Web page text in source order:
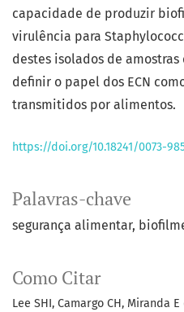
Palavras-chave
segurança alimentar
Como Citar
Lee SHI, Camargo CH, Miranda
capacidade de produzir
virulência para
destes isolados de
definir o papel dos ECN
transmitidos por alimentos.
https://doi.org/10.18241/0073-